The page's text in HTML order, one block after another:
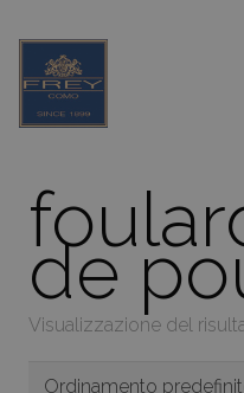
de
Visualizzazione del